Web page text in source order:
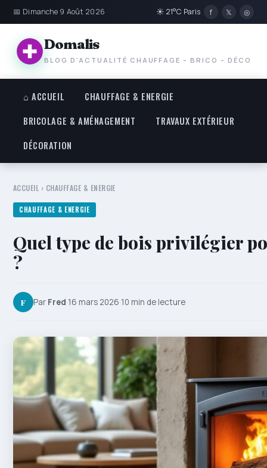
📅 Dimanche 9 Août 2026 ☀ 21°C Paris f 𝕏 ◎
Domalis
BLOG D'ACTUALITÉ CHAUFFAGE – BRICO – DÉCO
⌂ ACCUEIL
CHAUFFAGE & ENERGIE
BRICOLAGE & AMÉNAGEMENT
TRAVAUX EXTÉRIEUR
DÉCORATION
ACCUEIL › CHAUFFAGE & ENERGIE
CHAUFFAGE & ENERGIE
Quel type de bois privilégier
?
F Par Fred·16 mars 2026·10 min de lecture